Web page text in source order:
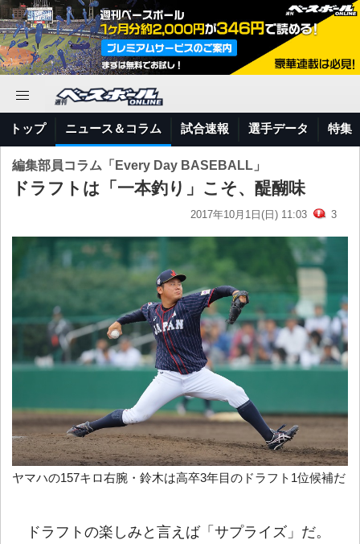
トップ ニュース＆コラム 試合速報 選手データ 特集
編集部員コラム「Every Day BASEBALL」
ドラフトは「一本釣り」こそ、醍醐味
2017年10月1日(日) 11:03 3
ヤマハの157キロ右腕・鈴木は高卒3年目のドラフト1位候補だ
ドラフトの楽しみと言えば「サプライズ」だ。